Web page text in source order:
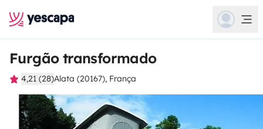
Furgão transformado
4,21 (28)Alata (20167), França